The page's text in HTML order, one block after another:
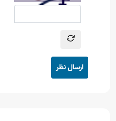
ارسال نظر